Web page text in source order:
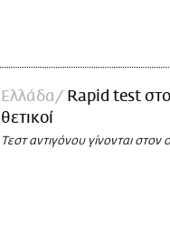
Ελλάδα
Rapid test
θετικοί
Τεστ αντιγόνου γίνονται